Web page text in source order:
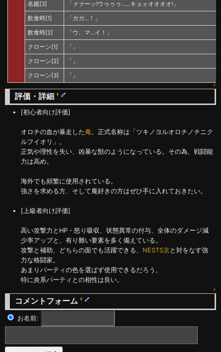
名鑑[3] 「ァァーッ!ウゥゥゥ......キョォオオオオ!」
飲食時[1] 「ガガ…！」
飲食時[2] 「ウ、マ…イ！」
クローン[1] 「」
クローン[2] 「」
クローン[3] 「」
↑
評価・詳細 †
[初心者向け評価]
オロチの血が暴走した庵。正式名称は「ツキノヨルオロチノチニク
ルフイオリ」。
正気や理性を失い、凶暴な獣のようになっている。その為、戦闘能
力は高め。
海外でも頻繁に使用されている。
強さを求める方、そして庵好きの方はぜひ手に入れておきたい。
[上級者向け評価]
高い攻撃力とHP・怒り吸収、状態異常の付与、全体のダメージ減
少率アップと、有り難い要素を多く備えている。
攻撃と補助、どちらの面でも活躍できる、 NESTS京と対をなす強
力な格闘家。
あまりパーティの色を選ばず使用できるだろう。
特に炎系パーティとの相性は良い。
↑
コメントフォーム †
お名前: